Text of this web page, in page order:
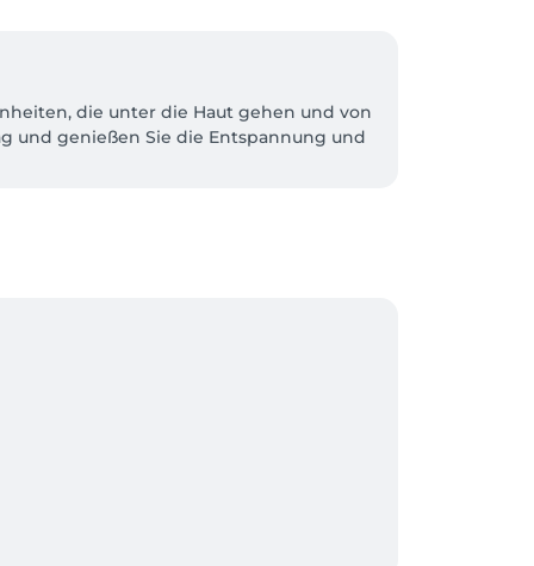
die unter die Haut gehen und von
und genießen Sie die Entspannung und